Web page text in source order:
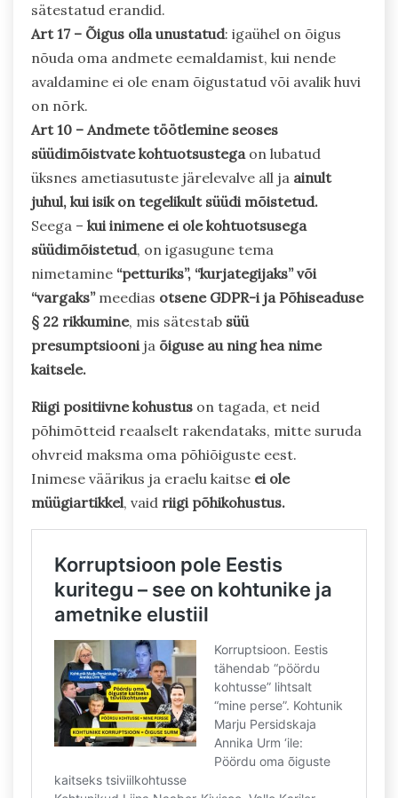
sätestatud erandid.
Art 17 – Õigus olla unustatud: igaühel on õigus
nõuda oma andmete eemaldamist, kui nende
avaldamine ei ole enam õigustatud või avalik huvi
on nõrk.
Art 10 – Andmete töötlemine seoses
süüdimõistvate kohtuotsustegaon lubatud
üksnes ametiasutuste järelevalve all ja ainult
juhul, kui isik on tegelikult süüdi mõistetud.
Seega – kui inimene ei ole kohtuotsusega
süüdimõistetud, on igasugune tema
nimetamine “petturiks”, “kurjategijaks” või
“vargaks”meedias otsene GDPR-i ja Põhiseaduse
§ 22 rikkumine, mis sätestab süü
presumptsioonija õiguse au ning hea nime
kaitsele.
Riigi positiivne kohustus on tagada, et neid
põhimõtteid reaalselt rakendataks, mitte suruda
ohvreid maksma oma põhiõiguste eest.
Inimese väärikus ja eraelu kaitse ei ole
müügiartikkel, vaid riigi põhikohustus.